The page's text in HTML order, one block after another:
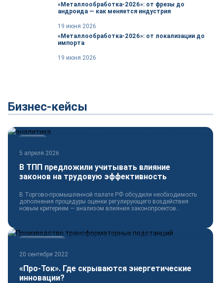
«Металлообработка-2026»: от фрезы до
андроида — как меняется индустрия
19 июня 2026
«Металлообработка-2026»: от локализации до
импорта
19 июня 2026
Бизнес-кейсы
5 апреля 2026
В ТПП предложили учитывать влияние
законов на трудовую эффективность
В Торгово-промышленной палате РФ обсудили необходимость
дополнения процедуры оценки регулирующего воздействия
новым критерием — анализом влияния законопроектов...
20 сентября 2022
«Про-Ток». Где скрываются энергетические
инновации?